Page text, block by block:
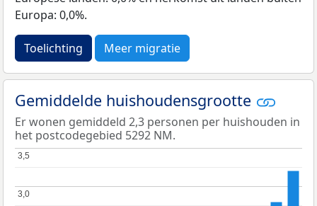
Europa: 0,0%.
Toelichting Meer migratie
Gemiddelde huishoudensgrootte
Er wonen gemiddeld 2,3 personen per huishouden in
het postcodegebied 5292 NM.
3,0
3,0
3,5
3,5